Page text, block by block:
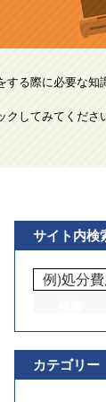
る際に必要な知
してみてくださ
サイト内検
カテゴリー